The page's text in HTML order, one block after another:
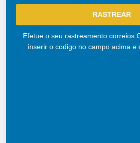
Efetue o seu rastreamento correios
inserir o codigo no campo acima e